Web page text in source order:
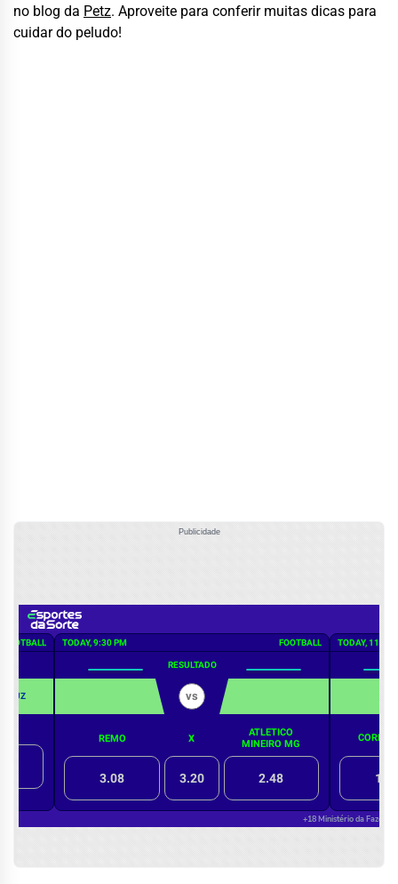
no blog da Petz. Aproveite para conferir muitas dicas para
cuidar do peludo!
Publicidade